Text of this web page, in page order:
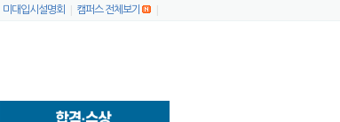
미대입시설명회 캠퍼스 전체보기